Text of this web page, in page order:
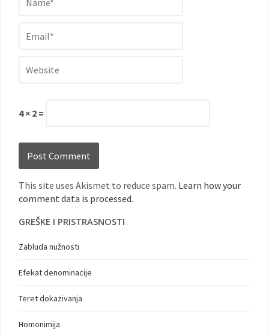
4 × 2 =
This site uses Akismet to reduce spam. Learn how your
comment data is processed.
GREŠKE I PRISTRASNOSTI
Zabluda nužnosti
Efekat denominacije
Teret dokazivanja
Homonimija